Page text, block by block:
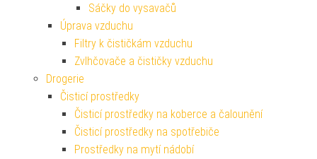
Sáčky do vysavačů
Úprava vzduchu
Filtry k čističkám vzduchu
Zvlhčovače a čističky vzduchu
Drogerie
Čisticí prostředky
Čisticí prostředky na koberce a čalounění
Čisticí prostředky na spotřebiče
Prostředky na mytí nádobí